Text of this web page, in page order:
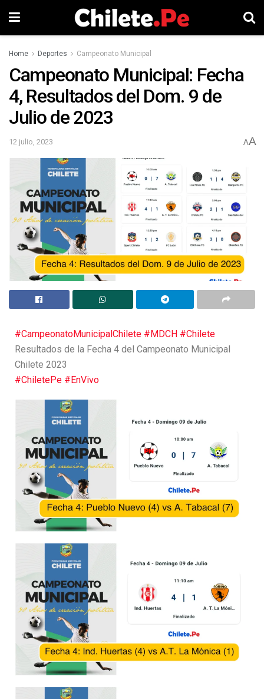
Home Deportes Campeonato Municipal
Campeonato Municipal: Fecha
4, Resultados del Dom. 9 de
Julio de 2023
12 julio, 2023 AA
#CampeonatoMunicipalChilete #MDCH #Chilete
Resultados de la Fecha 4 del Campeonato Municipal
Chilete 2023
#ChiletePe #EnVivo